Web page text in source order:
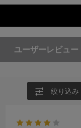
ユーザーレビュー
絞り込み